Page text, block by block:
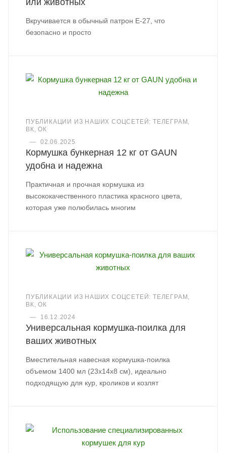
или животных
Вкручивается в обычный патрон Е-27, что
безопасно и просто
ПУБЛИКАЦИИ ИЗ НАШИХ СОЦСЕТЕЙ: ТЕЛЕГРАМ,
ВК, ОК
—
02.06.2025
Кормушка бункерная 12 кг от GAUN
удобна и надежна
Практичная и прочная кормушка из
высококачественного пластика красного цвета,
которая уже полюбилась многим
ПУБЛИКАЦИИ ИЗ НАШИХ СОЦСЕТЕЙ: ТЕЛЕГРАМ,
ВК, ОК
—
16.12.2024
Универсальная кормушка-поилка для
ваших животных
Вместительная навесная кормушка-поилка
объемом 1400 мл (23х14х8 см), идеально
подходящую для кур, кроликов и козлят